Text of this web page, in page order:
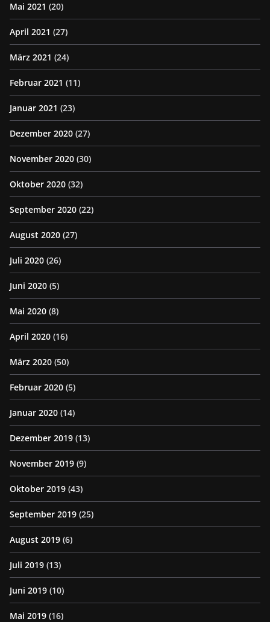
Mai 2021 (20)
April 2021 (27)
März 2021 (24)
Februar 2021 (11)
Januar 2021 (23)
Dezember 2020 (27)
November 2020 (30)
Oktober 2020 (32)
September 2020 (22)
August 2020 (27)
Juli 2020 (26)
Juni 2020 (5)
Mai 2020 (8)
April 2020 (16)
März 2020 (50)
Februar 2020 (5)
Januar 2020 (14)
Dezember 2019 (13)
November 2019 (9)
Oktober 2019 (43)
September 2019 (25)
August 2019 (6)
Juli 2019 (13)
Juni 2019 (10)
Mai 2019 (16)